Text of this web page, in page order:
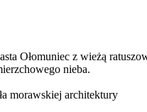
morawskiej architektury